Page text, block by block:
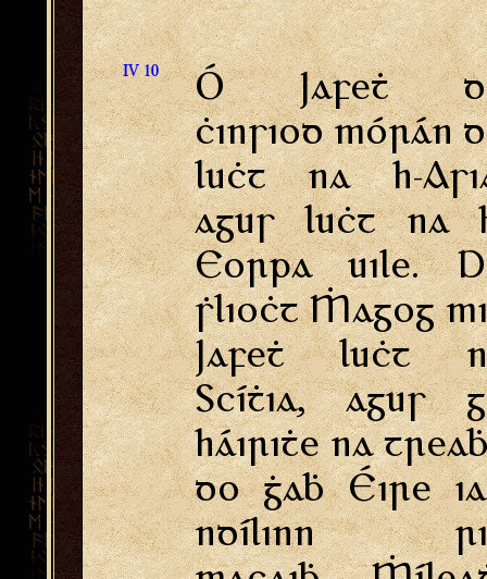
IV 10
Ó Jafeṫ
ċinsiod mórán
luċt na h-
agus luċt na
Eorpa uile.
ṡlioċt Ṁagog
Jafeṫ luċt
Scíṫia, agus
háiriṫe na
do ġaḃ Éire
ndílinn